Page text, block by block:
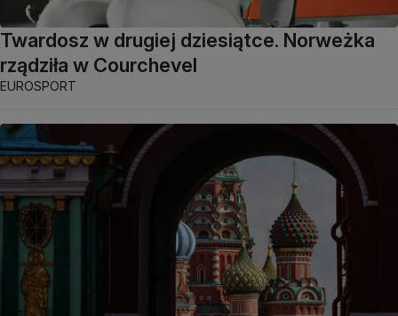
Twardosz w drugiej dziesiątce. Norweżka
rządziła w Courchevel
EUROSPORT